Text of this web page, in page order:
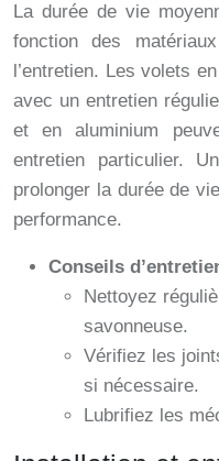
La durée de vie
fonction des
l’entretien. Les volets
avec un entretien
et en aluminium
entretien particulier.
prolonger la durée de
performance.
Conseils
Nettoyez
savonneuse.
Vérifiez les
si nécessaire.
Lubrifiez les